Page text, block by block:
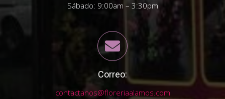
Sábado: 9:00am – 3:30pm
Correo:
contactanos@floreriaalamos.com